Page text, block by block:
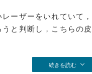
ーザーをいれていて，
と判断し，こちらの皮
続きを読む